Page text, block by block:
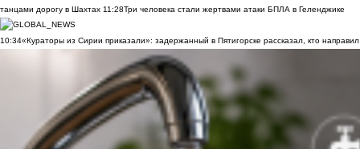
танцами дорогу в Шахтах 11:28Три человека стали жертвами атаки БПЛА в Геленджике
10:34«Кураторы из Сирии приказали»: задержанный в Пятигорске рассказал, кто направил